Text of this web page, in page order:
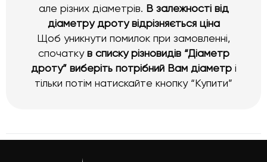
але різних діаметрів. В залежності від
діаметру дроту відрізняється ціна
Щоб уникнути помилок при замовленні,
спочатку в списку різновидів “Діаметр
дроту” виберіть потрібний Вам діаметрі
тільки потім натискайте кнопку “Купити”